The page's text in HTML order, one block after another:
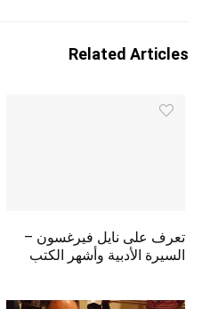
Related Articles
تعرف على نايل فيرغسون –
السيرة الأدبية وأشهر الكتب